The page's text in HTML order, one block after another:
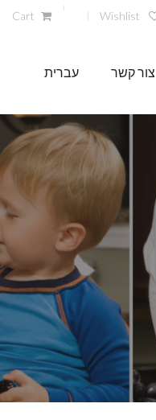
Wishlist
Cart
צור קשר עברית